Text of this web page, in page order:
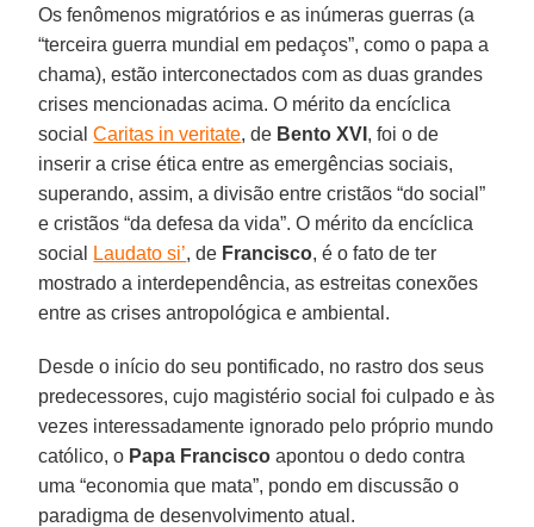
Os fenômenos migratórios e as inúmeras guerras (a
“terceira guerra mundial em pedaços”, como o papa a
chama), estão interconectados com as duas grandes
crises mencionadas acima. O mérito da encíclica
socialCaritas in veritate, de Bento XVI , foi o de
inserir a crise ética entre as emergências sociais,
superando, assim, a divisão entre cristãos “do social”
e cristãos “da defesa da vida”. O mérito da encíclica
social
Laudato si’, de Francisco, é o fato de ter
mostrado a interdependência, as estreitas conexões
entre as crises antropológica e ambiental.
Desde o início do seu pontificado, no rastro dos seus
predecessores, cujo magistério social foi culpado e às
vezes interessadamente ignorado pelo próprio mundo
católico, o Papa Francisco apontou o dedo contra
uma “economia que mata”, pondo em discussão o
paradigma de desenvolvimento atual.